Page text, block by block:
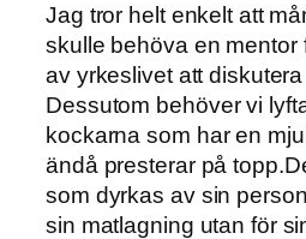
Jag tror helt enkelt att
skulle behöva en mentor
av yrkeslivet att
Dessutom behöver vi
kockarna som har en
ändå presterar på
som dyrkas av sin
sin matlagning utan för